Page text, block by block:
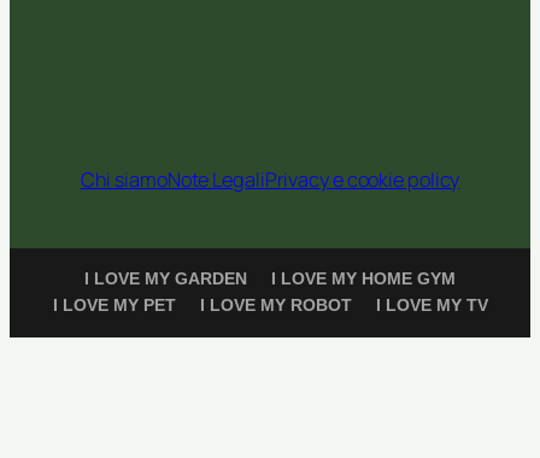
Chi siamoNote LegaliPrivacy e cookie policy
I LOVE MY GARDEN
I LOVE MY HOME GYM
I LOVE MY PET
I LOVE MY ROBOT I LOVE MY TV